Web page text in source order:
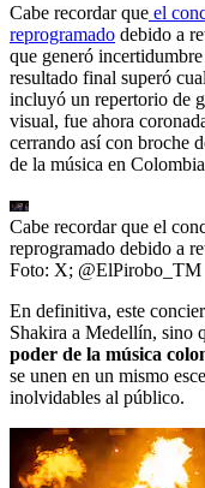
Cabe recordar que el
reprogramado debido a
que generó
resultado final superó
incluyó un repertorio de
visual, fue ahora
cerrando así con broche
de la música en
Cabe recordar que el
reprogramado debido a
Foto: X; @ElPirobo_TM
En definitiva, este
Shakira a Medellín, sino
poder de la música
se unen en un mismo
inolvidables al público.